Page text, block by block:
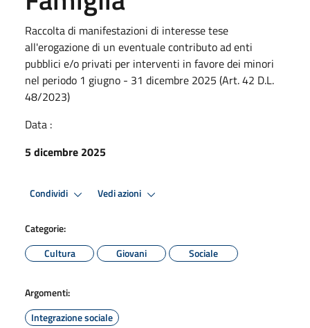
Raccolta di manifestazioni di interesse tese
all'erogazione di un eventuale contributo ad enti
pubblici e/o privati per interventi in favore dei minori
nel periodo 1 giugno - 31 dicembre 2025 (Art. 42 D.L.
48/2023)
Data :
5 dicembre 2025
Condividi Vedi azioni
Categorie:
Cultura
Giovani Sociale
Argomenti:
Integrazione sociale